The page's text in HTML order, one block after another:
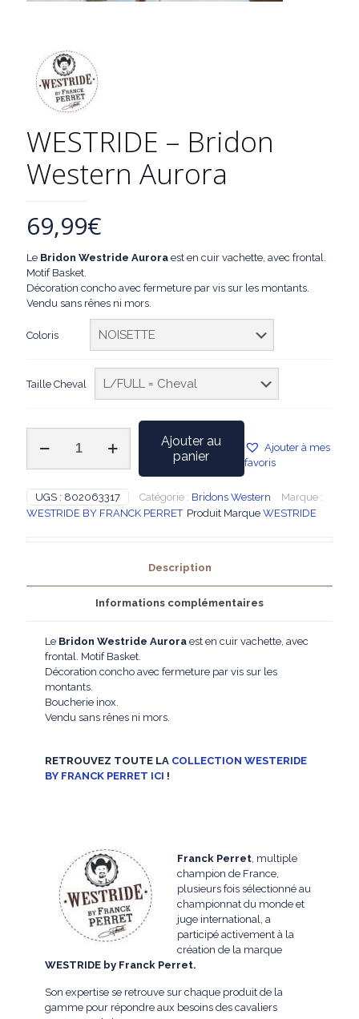
WESTRIDE – Bridon
Western Aurora
69,99€
Le Bridon Westride Aurora est en cuir vachette, avec frontal.
Motif Basket.
Décoration concho avec fermeture par vis sur les montants.
Vendu sans rênes ni mors.
Coloris
Taille Cheval
Bridon
Western
Ajouter au
panier
Ajouter à mes
favoris
UGS : 802063317 Catégorie : Bridons Western
Marque :
WESTRIDE BY FRANCK PERRET Produit Marque WESTRIDE
Description
Informations complémentaires
Le Bridon Westride Aurora est en cuir vachette, avec
frontal. Motif Basket.
Décoration concho avec fermeture par vis sur les
montants.
Boucherie inox.
Vendu sans rênes ni mors.
RETROUVEZ TOUTE LA COLLECTION WESTERIDE
BY FRANCK PERRET ICI !
Franck Perret, multiple
champion de France,
plusieurs fois sélectionné au
championnat du monde et
juge international, a
participé activement à la
création de la marque
WESTRIDE by Franck Perret.
Son expertise se retrouve sur chaque produit de la
gamme pour répondre aux besoins des cavaliers